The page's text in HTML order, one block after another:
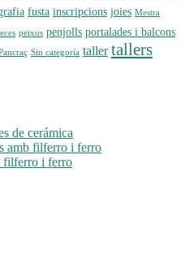
fusta inscripcions joies Mestra
peixos penjolls portalades i balcons
Sin categoría taller tallers
de cerámica
amb filferro i ferro
filferro i ferro